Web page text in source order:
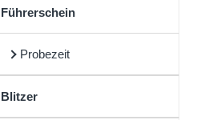
Führerschein
Probezeit
Blitzer